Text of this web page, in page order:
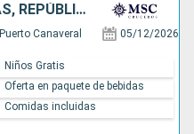
ESTADOS UNIDOS, BAHAMAS, REPÚBLICA DOMINICANA
Puerto Canaveral 05/12/2026
Niños Gratis
Oferta en paquete de bebidas
Comidas incluidas